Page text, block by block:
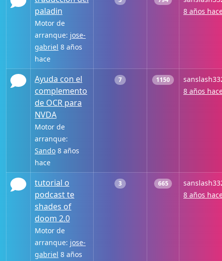
paladin
Motor de
arranque: jose-
gabriel 8 años
hace
8 años
Ayuda con el
complemento
de OCR para
NVDA
Motor de
arranque:
Sando 8 años
hace
7 1150
8 años
tutorial o
podcast te
shades of
doom 2.0
Motor de
arranque: jose-
gabriel 8 años
3 665
8 años